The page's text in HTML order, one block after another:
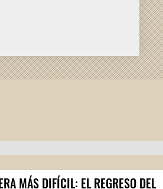
MÁS DIFÍCIL: EL REGRESO DEL